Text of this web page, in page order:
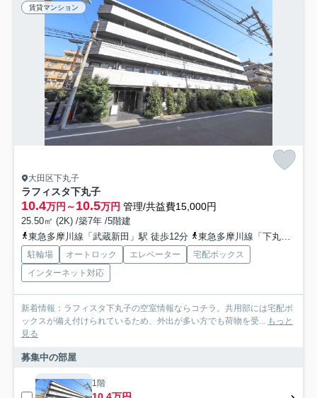
賃貸マンション
大田区下丸子
ラフィスタ下丸子
10.4万円～10.5万円 管理/共益費15,000円
25.50㎡ (2K) /築7年 /5階建
東急多摩川線「武蔵新田」駅 徒歩12分
東急多摩川線「下丸子」駅 徒歩14分
駐輪場 オートロック エレベーター
宅配ボックス
インターネット対応
新着情報：ラフィスタ下丸子の空室情報ならコチラ。共用部には宅配ボ
ックスが備え付けられているため、外出が多い方でも荷物を受... もっと
見る
募集中の部屋
1階